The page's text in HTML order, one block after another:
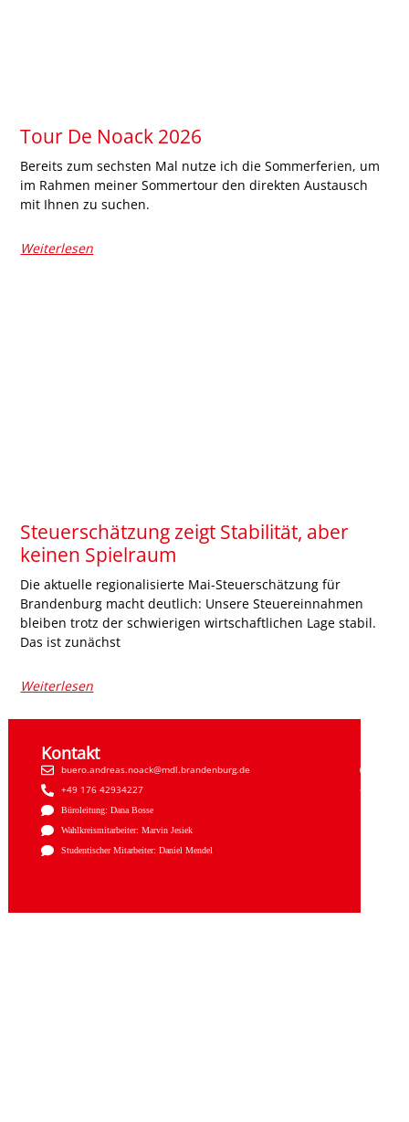
Tour De Noack 2026
Bereits zum sechsten Mal nutze ich die Sommerferien, um
im Rahmen meiner Sommertour den direkten Austausch
mit Ihnen zu suchen.
Weiterlesen
Steuerschätzung zeigt Stabilität, aber
keinen Spielraum
Die aktuelle regionalisierte Mai-Steuerschätzung für
Brandenburg macht deutlich: Unsere Steuereinnahmen
bleiben trotz der schwierigen wirtschaftlichen Lage stabil.
Das ist zunächst
Weiterlesen
Kontakt
buero.andreas.noack@mdl.brandenburg.de
+49 176 42934227
Büroleitung: Dana Bosse
Wahlkreismitarbeiter: Marvin Jesiek
Studentischer Mitarbeiter: Daniel Mendel